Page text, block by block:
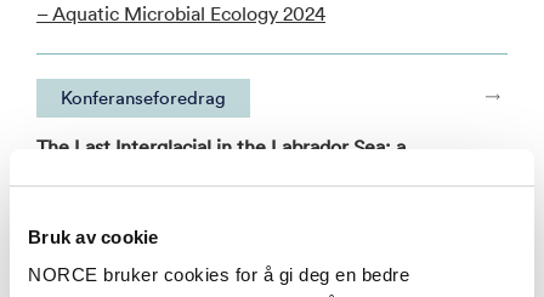
Bruk av cookie
NORCE bruker cookies for å gi deg en bedre
– Aquatic Microbial Ecology 2024
Konferanseforedrag
The Last Interglacial in the Labrador Sea: a